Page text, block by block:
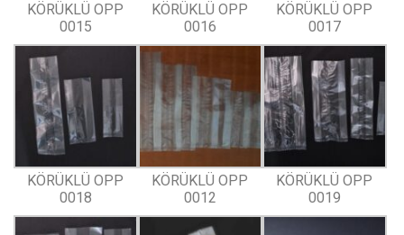
KÖRÜKLÜ OPP
0015
KÖRÜKLÜ OPP
0016
KÖRÜKLÜ OPP
0017
KÖRÜKLÜ OPP
0018
KÖRÜKLÜ OPP
0012
KÖRÜKLÜ OPP
0019